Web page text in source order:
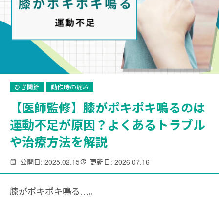
ひざ関節 動作時の痛み
【医師監修】膝がポキポキ鳴るのは
運動不足が原因？よくあるトラブル
や治療方法を解説
公開日: 2025.02.15 更新日: 2026.07.16
膝がポキポキ鳴る…。